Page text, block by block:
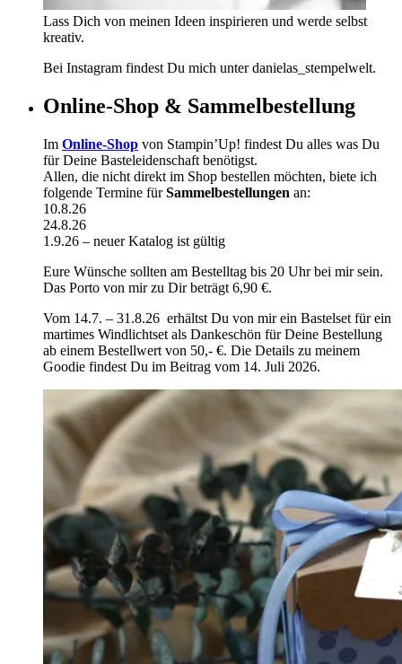
Lass Dich von meinen Ideen inspirieren und werde selbst
kreativ.
Bei Instagram findest Du mich unter danielas_stempelwelt.
Online-Shop & Sammelbestellung
Im Online-Shop von Stampin’Up! findest Du alles was Du
für Deine Basteleidenschaft benötigst.
Allen, die nicht direkt im Shop bestellen möchten, biete ich
folgende Termine fürSammelbestellungen an:
10.8.26
24.8.26
1.9.26 – neuer Katalog ist gültig
Eure Wünsche sollten am Bestelltag bis 20 Uhr bei mir sein.
Das Porto von mir zu Dir beträgt 6,90 €.
Vom 14.7. – 31.8.26 erhältst Du von mir ein Bastelset für ein
martimes Windlichtset als Dankeschön für Deine Bestellung
ab einem Bestellwert von 50,- €. Die Details zu meinem
Goodie findest Du im Beitrag vom 14. Juli 2026.